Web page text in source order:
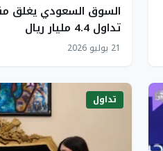
تداول 4.4 مليار ريال
21 يوليو 2026
تداول